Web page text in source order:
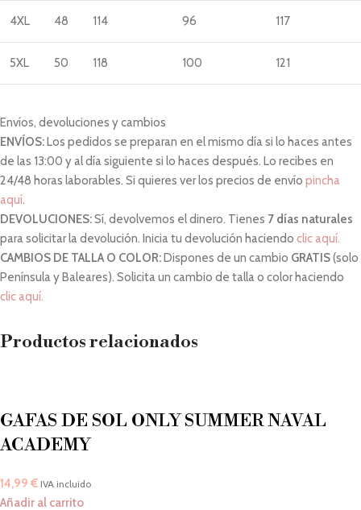
4XL 48 114 96 117
5XL 50 118 100 121
Envíos, devoluciones y cambios
ENVÍOS:Los pedidos se preparan en el mismo día si lo haces antes
de las 13:00 y al día siguiente si lo haces después. Lo recibes en
24/48 horas laborables. Si quieres ver los precios de envío pincha
aquí.
DEVOLUCIONES:Sí, devolvemos el dinero. Tienes 7 días naturales
para solicitar la devolución. Inicia tu devolución haciendo clic aquí.
CAMBIOS DE TALLA O COLOR:Dispones de un cambio GRATIS(solo
Península y Baleares). Solicita un cambio de talla o color haciendo
clic aquí.
Productos relacionados
GAFAS DE SOL ONLY SUMMER NAVAL
ACADEMY
14,99 € IVA incluido
Añadir al carrito